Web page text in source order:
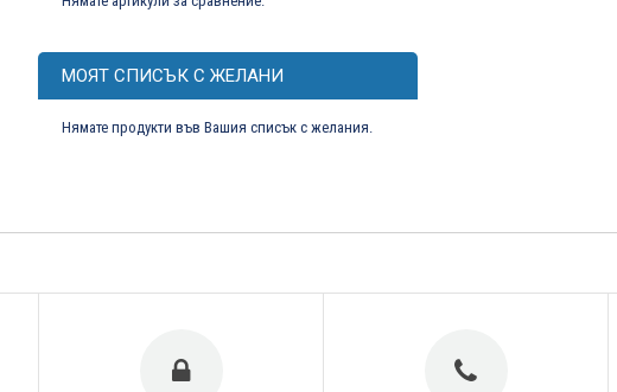
МОЯТ СПИСЪК С ЖЕЛАНИ
Нямате продукти във Вашия списък с желания.